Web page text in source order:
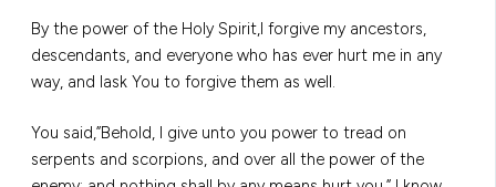
By the power of the Holy Spirit,I forgive my ancestors,
descendants, and everyone who has ever hurt me in any
way, and Iask You to forgive them as well.
You said,”Behold, I give unto you power to tread on
serpents and scorpions, and over all the power of the